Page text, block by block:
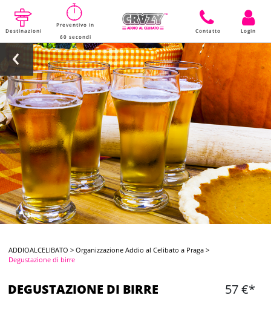
Destinazioni
Preventivo in
60 secondi
Contatto Login
ADDIOALCELIBATO >Organizzazione Addio al Celibato a Praga >
Degustazione di birre
DEGUSTAZIONE DI BIRRE 57 €*